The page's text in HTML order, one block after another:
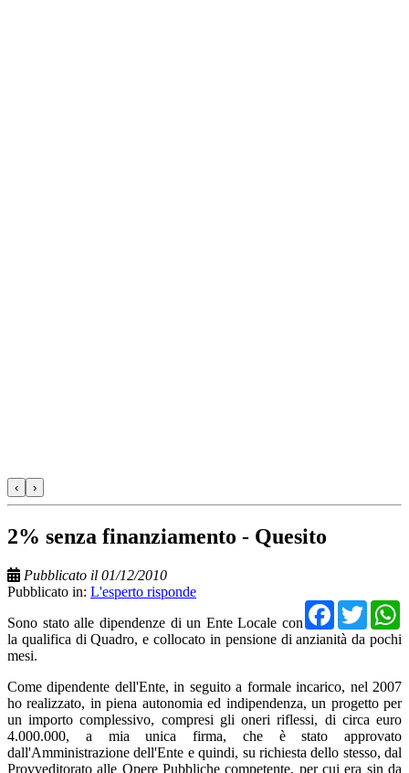
‹ ›
2% senza finanziamento - Quesito
Pubblicato il 01/12/2010
Pubblicato in: L'esperto risponde
Sono stato alle dipendenze di un Ente Locale con
la qualifica di Quadro, e collocato in pensione di anzianità da pochi
mesi.
Come dipendente dell'Ente, in seguito a formale incarico, nel 2007
ho realizzato, in piena autonomia ed indipendenza, un progetto per
un importo complessivo, compresi gli oneri riflessi, di circa euro
4.000.000, a mia unica firma, che è stato approvato
dall'Amministrazione dell'Ente e quindi, su richiesta dello stesso, dal
Provveditorato alle Opere Pubbliche competente, per cui era sin da